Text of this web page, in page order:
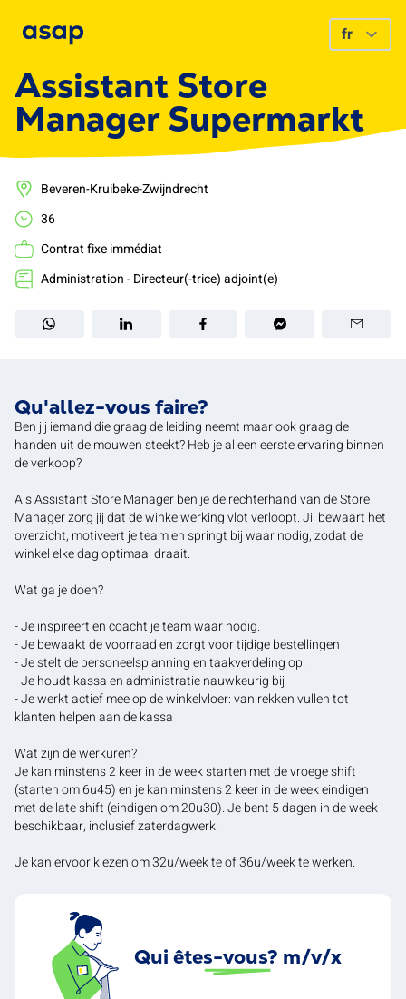
Assistant Store
Manager Supermarkt
Beveren-Kruibeke-Zwijndrecht
36
Contrat fixe immédiat
Administration - Directeur(-trice) adjoint(e)
Qu'allez-vous faire?
Ben jij iemand die graag de leiding neemt maar ook graag de
handen uit de mouwen steekt? Heb je al een eerste ervaring binnen
de verkoop?
Als Assistant Store Manager ben je de rechterhand van de Store
Manager zorg jij dat de winkelwerking vlot verloopt. Jij bewaart het
overzicht, motiveert je team en springt bij waar nodig, zodat de
winkel elke dag optimaal draait.
Wat ga je doen?
- Je inspireert en coacht je team waar nodig.
- Je bewaakt de voorraad en zorgt voor tijdige bestellingen
- Je stelt de personeelsplanning en taakverdeling op.
- Je houdt kassa en administratie nauwkeurig bij
- Je werkt actief mee op de winkelvloer: van rekken vullen tot
klanten helpen aan de kassa
Wat zijn de werkuren?
Je kan minstens 2 keer in de week starten met de vroege shift
(starten om 6u45) en je kan minstens 2 keer in de week eindigen
met de late shift (eindigen om 20u30). Je bent 5 dagen in de week
beschikbaar, inclusief zaterdagwerk.
Je kan ervoor kiezen om 32u/week te of 36u/week te werken.
Qui êtes-vous? m/v/x